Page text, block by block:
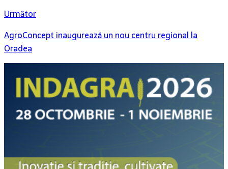
Următor
AgroConcept inaugurează un nou centru regional la
Oradea